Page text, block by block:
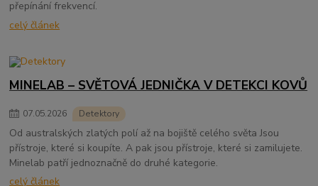
přepínání frekvencí.
celý článek
MINELAB – SVĚTOVÁ JEDNIČKA V DETEKCI KOVŮ
07.05.2026 Detektory
Od australských zlatých polí až na bojiště celého světa Jsou
přístroje, které si koupíte. A pak jsou přístroje, které si zamilujete.
Minelab patří jednoznačně do druhé kategorie.
celý článek